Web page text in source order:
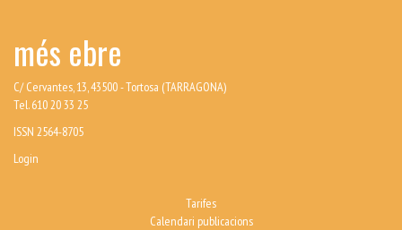
més ebre
C/ Cervantes, 13, 43500 - Tortosa (TARRAGONA)
Tel. 610 20 33 25
ISSN 2564-8705
Login
Tarifes
Calendari publicacions